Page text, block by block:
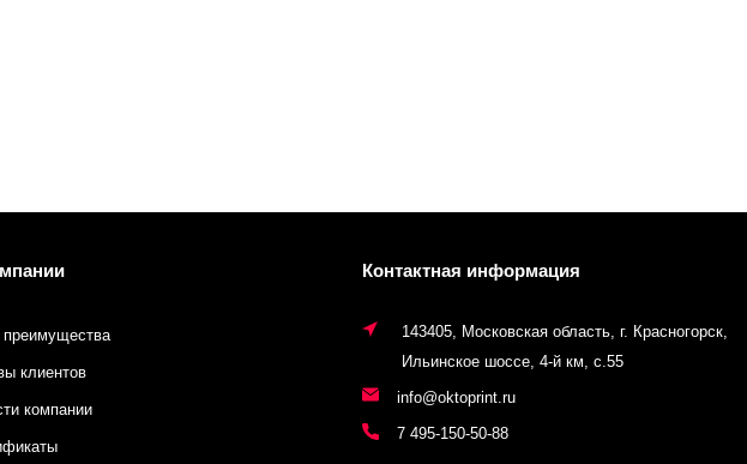
клиентов
компании
Контактная информация
143405, Московская область, г. Красногорск,
Ильинское шоссе, 4-й км, с.55
info@oktoprint.ru
7 495-150-50-88